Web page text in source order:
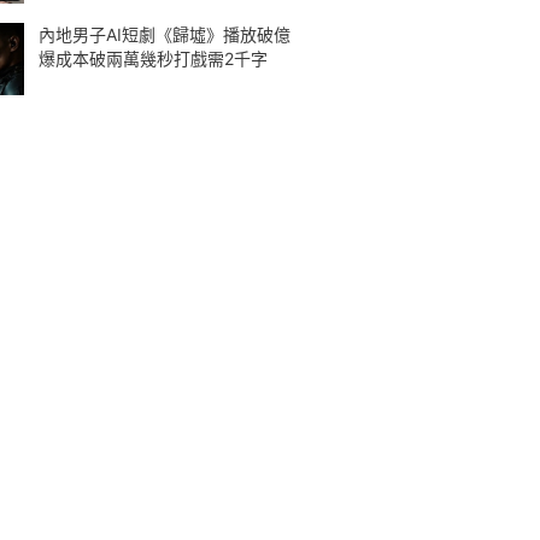
內地男子AI短劇《歸墟》播放破億
爆成本破兩萬幾秒打戲需2千字